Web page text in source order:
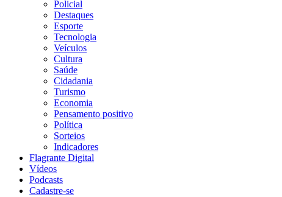
Policial
Destaques
Esporte
Tecnologia
Veículos
Cultura
Saúde
Cidadania
Turismo
Economia
Pensamento positivo
Política
Sorteios
Indicadores
Flagrante Digital
Vídeos
Podcasts
Cadastre-se